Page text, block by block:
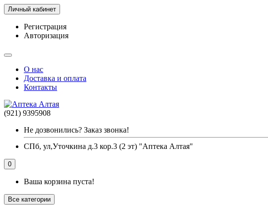
Личный кабинет
Регистрация
Авторизация
О нас
Доставка и оплата
Контакты
(921) 9395908
Не дозвонились? Заказ звонка!
СПб, ул,Уточкина д.3 кор.3 (2 эт) "Аптека Алтая"
0
Ваша корзина пуста!
Все категории